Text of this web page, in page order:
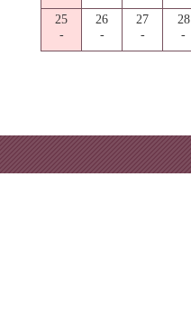
25
-
26
-
27
-
28
-